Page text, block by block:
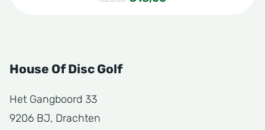
House Of Disc Golf
Het Gangboord 33
9206 BJ, Drachten